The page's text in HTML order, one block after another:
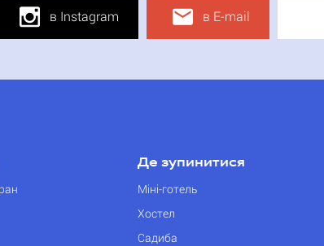
в Instagram в E-mail
Де зупинитися
Міні-готель
Хостел
Садиба